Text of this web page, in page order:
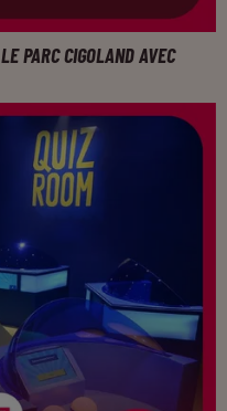
PARC CIGOLAND AVEC